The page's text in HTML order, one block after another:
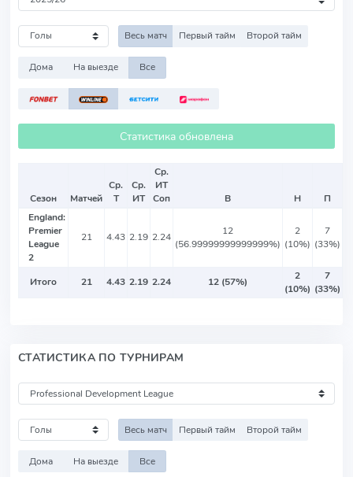
Весь матч Первый тайм Второй тайм
Дома На выезде Все
Статистика обновлена
Сезон Матчей
Ср.
Т
Ср.
ИТ
Ср.
ИТ
Соп
В Н
П
England:
Premier
League
2
21 4.43 2.19 2.24
12
(56.99999999999999%)
2
(10%)
7
(33%)
Итого 21 4.43 2.19 2.24 12 (57%)
2
(10%)
7
(33%)
СТАТИСТИКА ПО ТУРНИРАМ
Весь матч Первый тайм Второй тайм
Дома На выезде Все